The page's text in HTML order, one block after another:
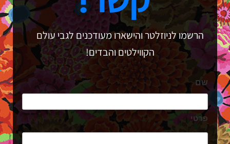
הרשמו לניוזלטר והישארו מעודכנים לגבי עולם
הקווילטים והבדים!
שם
פרטי